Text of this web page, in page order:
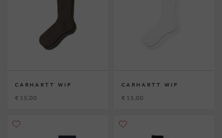
CARHARTT WIP
€ 15,00
CARHARTT WIP
€ 15,00